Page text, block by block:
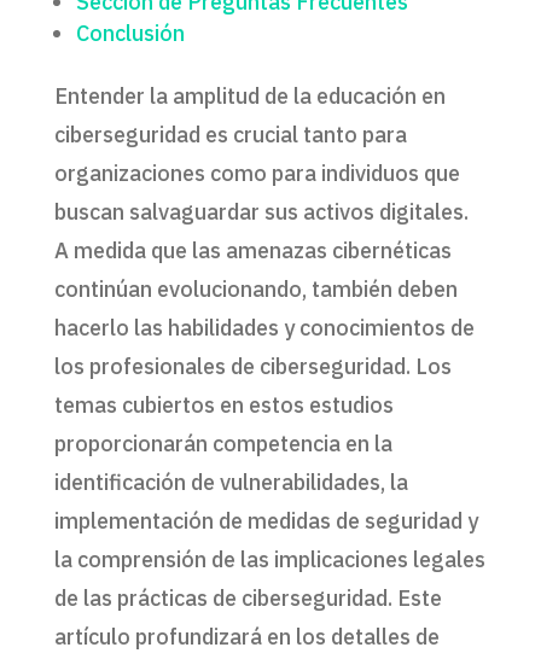
Conclusión
Entender la amplitud de la educación en
ciberseguridad es crucial tanto para
organizaciones como para individuos que
buscan salvaguardar sus activos digitales.
A medida que las amenazas cibernéticas
continúan evolucionando, también deben
hacerlo las habilidades y conocimientos de
los profesionales de ciberseguridad. Los
temas cubiertos en estos estudios
proporcionarán competencia en la
identificación de vulnerabilidades, la
implementación de medidas de seguridad y
la comprensión de las implicaciones legales
de las prácticas de ciberseguridad. Este
artículo profundizará en los detalles de